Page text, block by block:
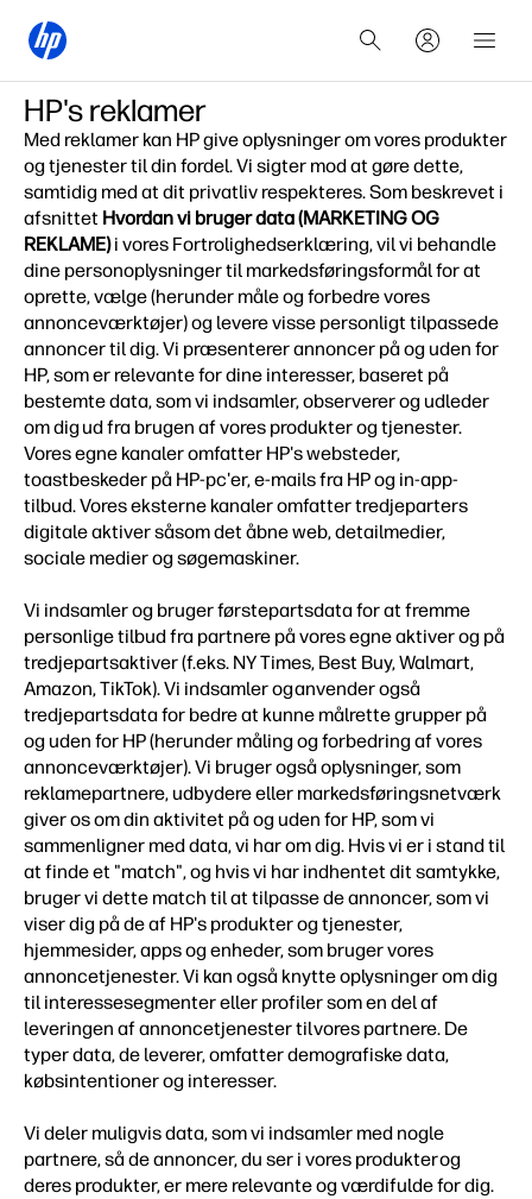
HP's reklamer
Med reklamer kan HP give oplysninger om vores produkter
og tjenester til din fordel. Vi sigter mod at gøre dette,
samtidig med at dit privatliv respekteres. Som beskrevet i
afsnittet Hvordan vi bruger data (MARKETING OG
REKLAME)i vores Fortrolighedserklæring, vil vi behandle
dine personoplysninger til markedsføringsformål for at
oprette, vælge (herunder måle og forbedre vores
annonceværktøjer) og levere visse personligt tilpassede
annoncer til dig. Vi præsenterer annoncer på og uden for
HP, som er relevante for dine interesser, baseret på
bestemte data, som vi indsamler, observerer og udleder
om dig ud fra brugen af vores produkter og tjenester.
Vores egne kanaler omfatter HP's websteder,
toastbeskeder på HP-pc'er, e-mails fra HP og in-app-
tilbud. Vores eksterne kanaler omfatter tredjeparters
digitale aktiver såsom det åbne web, detailmedier,
sociale medier og søgemaskiner.
Vi indsamler og bruger førstepartsdata for at fremme
personlige tilbud fra partnere på vores egne aktiver og på
tredjepartsaktiver (f.eks. NY Times, Best Buy, Walmart,
Amazon, TikTok). Vi indsamler og anvender også
tredjepartsdata for bedre at kunne målrette grupper på
og uden for HP (herunder måling og forbedring af vores
annonceværktøjer). Vi bruger også oplysninger, som
reklamepartnere, udbydere eller markedsføringsnetværk
giver os om din aktivitet på og uden for HP, som vi
sammenligner med data, vi har om dig. Hvis vi er i stand til
at finde et "match", og hvis vi har indhentet dit samtykke,
bruger vi dette match til at tilpasse de annoncer, som vi
viser dig på de af HP's produkter og tjenester,
hjemmesider, apps og enheder, som bruger vores
annoncetjenester. Vi kan også knytte oplysninger om dig
til interessesegmenter eller profiler som en del af
leveringen af annoncetjenester til vores partnere. De
typer data, de leverer, omfatter demografiske data,
købsintentioner og interesser.
Vi deler muligvis data, som vi indsamler med nogle
partnere, så de annoncer, du ser i vores produkter og
deres produkter, er mere relevante og værdifulde for dig.